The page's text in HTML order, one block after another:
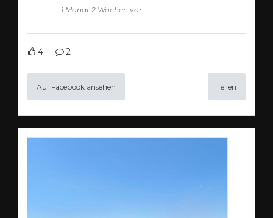
1 Monat 2 Wochen vor
4 2
Auf Facebook ansehen Teilen